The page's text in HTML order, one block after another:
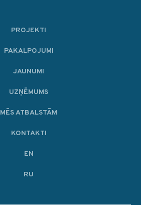
PROJEKTI
PAKALPOJUMI
JAUNUMI
UZŅĒMUMS
MĒS ATBALSTĀM
KONTAKTI
EN
RU